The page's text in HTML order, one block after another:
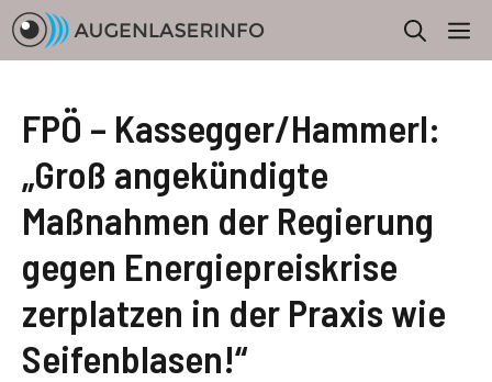
Zum
Inhalt
springen
FPÖ – Kassegger/Hammerl:
„Groß angekündigte
Maßnahmen der Regierung
gegen Energiepreiskrise
zerplatzen in der Praxis wie
Seifenblasen!“